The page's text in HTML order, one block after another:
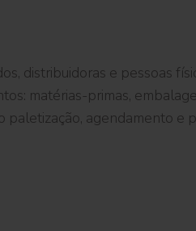
distribuidoras e pessoas fí
matérias-primas,
paletização, agendamento e